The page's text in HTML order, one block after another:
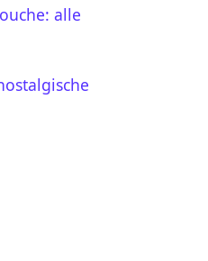
alle